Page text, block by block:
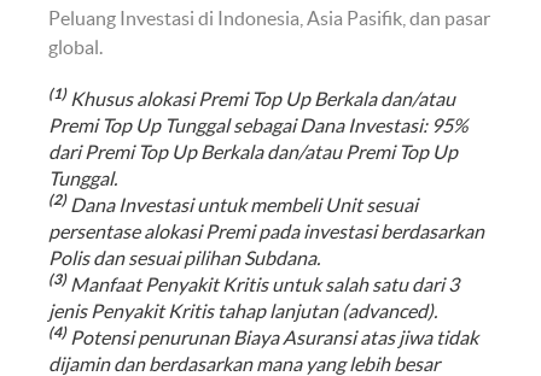
Peluang Investasi di Indonesia, Asia Pasifik, dan pasar
global.
(1) Khusus alokasi Premi Top Up Berkala dan/atau
Premi Top Up Tunggal sebagai Dana Investasi: 95%
dari Premi Top Up Berkala dan/atau Premi Top Up
Tunggal.
(2) Dana Investasi untuk membeli Unit sesuai
persentase alokasi Premi pada investasi berdasarkan
Polis dan sesuai pilihan Subdana.
(3) Manfaat Penyakit Kritis untuk salah satu dari 3
jenis Penyakit Kritis tahap lanjutan (advanced).
(4) Potensi penurunan Biaya Asuransi atas jiwa tidak
dijamin dan berdasarkan mana yang lebih besar